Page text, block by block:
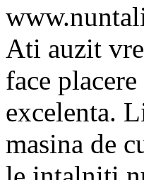
Ati auzit
face
excelenta.
masina de